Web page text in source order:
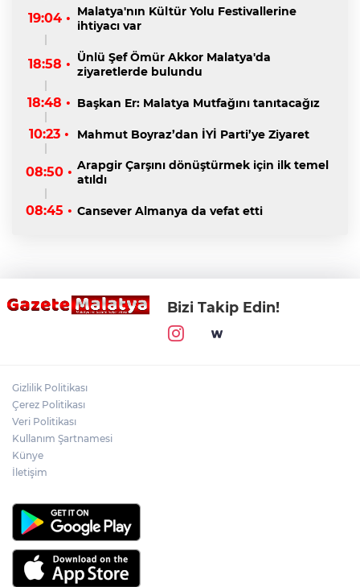
19:04 • Malatya'nın Kültür Yolu Festivallerine
ihtiyacı var
18:58 • Ünlü Şef Ömür Akkor Malatya'da
ziyaretlerde bulundu
18:48 • Başkan Er: Malatya Mutfağını tanıtacağız
10:23 • Mahmut Boyraz’dan İYİ Parti’ye Ziyaret
08:50 • Arapgir Çarşını dönüştürmek için ilk temel
atıldı
08:45 • Cansever Almanya da vefat etti
Bizi Takip Edin!
Gizlilik Politikası
Çerez Politikası
Veri Politikası
Kullanım Şartnamesi
Künye
İletişim